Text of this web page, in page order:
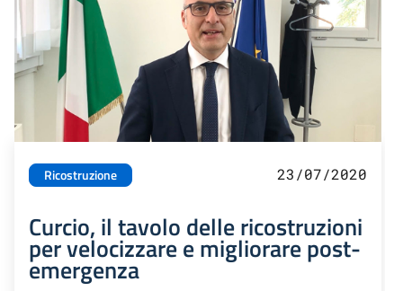
Ricostruzione 23/07/2020
Curcio, il tavolo delle ricostruzioni
per velocizzare e migliorare post-
emergenza